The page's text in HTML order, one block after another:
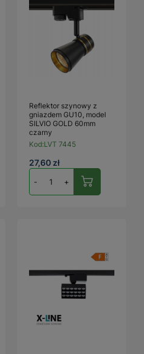
Reflektor szynowy z
gniazdem GU10, model
SILVIO GOLD 60mm
czarny
Kod:LVT 7445
27,60 zł
- +